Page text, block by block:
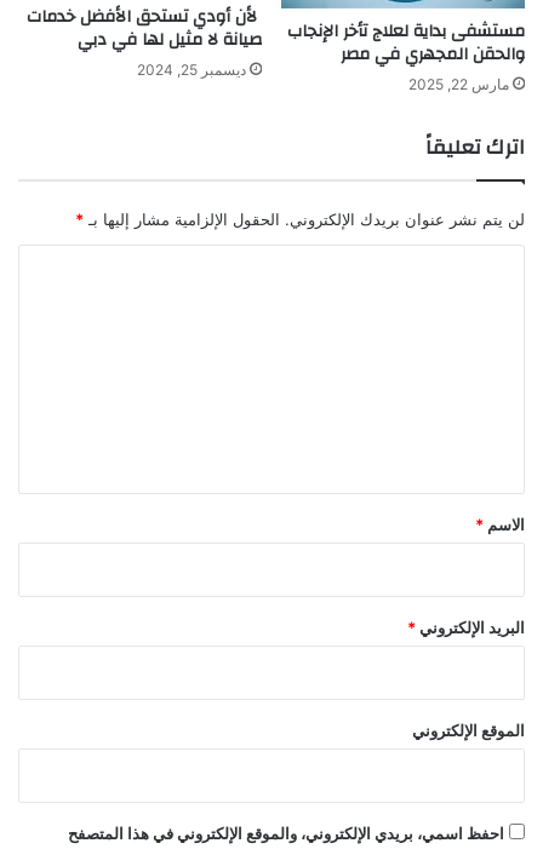
مستشفى بداية لعلاج تأخر الإنجاب
والحقن المجهري في مصر
مارس 22, 2025
لأن أودي تستحق الأفضل خدمات
صيانة لا مثيل لها في دبي
ديسمبر 25, 2024
اترك تعليقاً
لن يتم نشر عنوان بريدك الإلكتروني. الحقول الإلزامية مشار إليها بـ *
*
الاسم *
البريد الإلكتروني *
الموقع الإلكتروني
احفظ اسمي، بريدي الإلكتروني، والموقع الإلكتروني في هذا المتصفح